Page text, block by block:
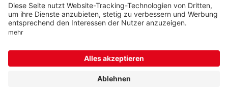
Kostenlos bestellen und Vorteile sichern. Eine Abmeldung ist jederzeit möglich.
Folgen Sie uns auf